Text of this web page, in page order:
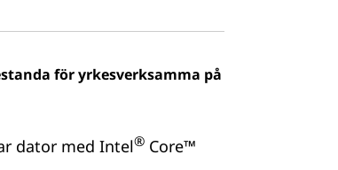
för yrkesverksamma på
dator med Intel® Core™